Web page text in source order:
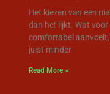
Het kiezen van een
dan het lijkt. Wat voor
comfortabel
juist minder
Read More »